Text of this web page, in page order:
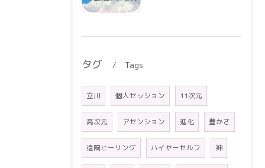
タグ Tags
立川 個人セッション 11次元
高次元 アセンション 進化 豊かさ
遠隔ヒーリング ハイヤーセルフ 神